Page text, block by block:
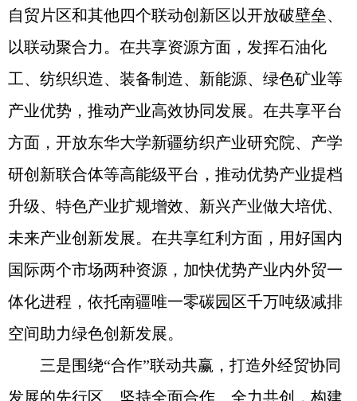
自贸片区和其他四个联动创新区以开放破壁垒、
以联动聚合力。在共享资源方面，发挥石油化
工、纺织织造、装备制造、新能源、绿色矿业等
产业优势，推动产业高效协同发展。在共享平台
方面，开放东华大学新疆纺织产业研究院、产学
研创新联合体等高能级平台，推动优势产业提档
升级、特色产业扩规增效、新兴产业做大培优、
未来产业创新发展。在共享红利方面，用好国内
国际两个市场两种资源，加快优势产业内外贸一
体化进程，依托南疆唯一零碳园区千万吨级减排
空间助力绿色创新发展。
三是围绕“合作”联动共赢，打造外经贸协同
发展的先行区。坚持全面合作、全力共创，构建